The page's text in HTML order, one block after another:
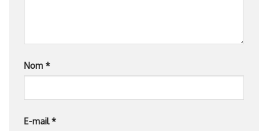
Nom *
E-mail *